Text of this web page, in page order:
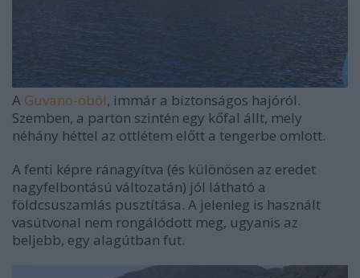
A Guvano-öböl, immár a biztonságos hajóról.
Szemben, a parton szintén egy kőfal állt, mely
néhány héttel az ottlétem előtt a tengerbe omlott.
A fenti képre ránagyítva (és különösen az eredet
nagyfelbontású változatán) jól látható a
földcsuszamlás pusztítása. A jelenleg is használt
vasútvonal nem rongálódott meg, ugyanis az
beljebb, egy alagútban fut.